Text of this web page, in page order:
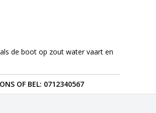
de boot op zout water vaart en
OF BEL: 0712340567